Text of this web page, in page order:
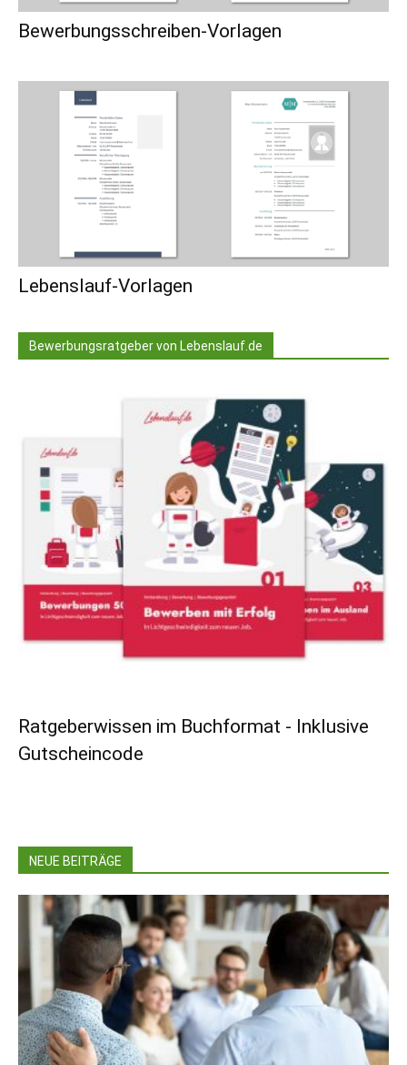
Bewerbungsschreiben-Vorlagen
Lebenslauf-Vorlagen
Bewerbungsratgeber von Lebenslauf.de
Ratgeberwissen im Buchformat - Inklusive
Gutscheincode
NEUE BEITRÄGE